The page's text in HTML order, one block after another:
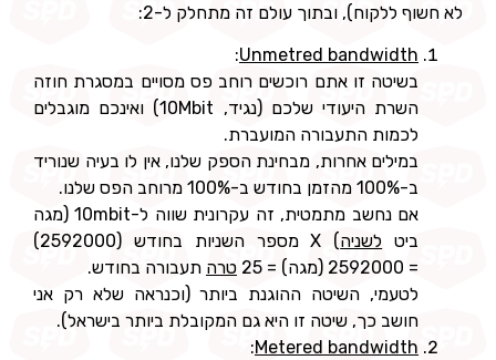
לא חשוף ללקוח), ובתוך עולם זה מתחלק ל-2:
Unmetred bandwidth
:
בשיטה זו אתם רוכשים רוחב פס מסויים במסגרת חוזה
השרת היעודי שלכם (נגיד, 10Mbit) ואינכם מוגבלים
לכמות התעבורה המועברת.
במילים אחרות, מבחינת הספק שלנו, אין לו בעיה שנוריד
ב-100% מהזמן בחודש ב-100% מרוחב הפס שלנו.
אם נחשב מתמטית, זה עקרונית שווה ל-10mbit (מגה
ביט לשניה
) X מספר השניות בחודש (2592000)
= 2592000 (מגה) = 25
טרה תעבורה בחודש.
לטעמי, השיטה ההוגנת ביותר (וכנראה שלא רק אני
חושב כך, שיטה זו היא גם המקובלת ביותר בישראל).
Metered bandwidth
: